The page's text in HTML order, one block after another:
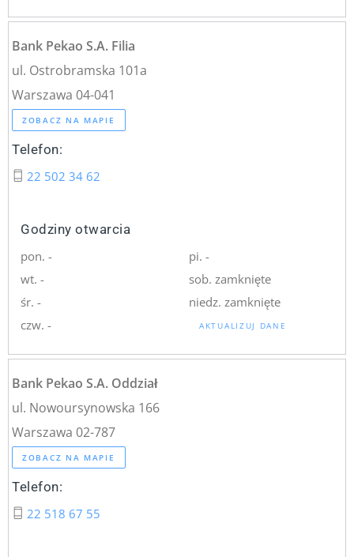
Bank Pekao S.A. Filia
ul. Ostrobramska 101a
Warszawa 04-041
ZOBACZ NA MAPIE
Telefon:
22 502 34 62
Godziny otwarcia
pon. -
wt. -
śr. -
czw. -
pi. -
sob. zamknięte
niedz. zamknięte
AKTUALIZUJ DANE
Bank Pekao S.A. Oddział
ul. Nowoursynowska 166
Warszawa 02-787
ZOBACZ NA MAPIE
Telefon:
22 518 67 55